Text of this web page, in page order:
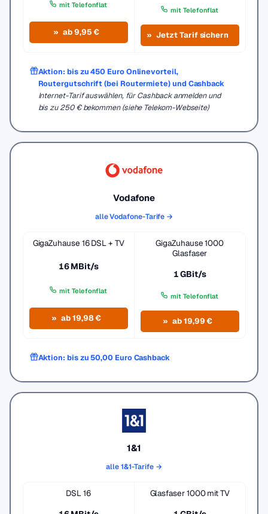
mit Telefonflat
ab 9,95 €
mit Telefonflat
Jetzt Tarif sichern
Aktion: bis zu 450 Euro Onlinevorteil,
Routergutschrift (bei Routermiete) und Cashback
Internet-Tarif auswählen, für Cashback anmelden und
bis zu 250 € bekommen (siehe Telekom-Webseite)
Vodafone
alle Vodafone-Tarife →
GigaZuhause 16 DSL + TV
16 MBit/s
mit Telefonflat
ab 19,98 €
GigaZuhause 1000
Glasfaser
1 GBit/s
mit Telefonflat
ab 19,99 €
Aktion: bis zu 50,00 Euro Cashback
1&1
alle 1&1-Tarife →
DSL 16
Glasfaser 1000 mit TV